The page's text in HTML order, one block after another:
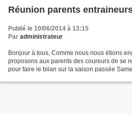
Réunion parents
Publié le 10/06/2014 à 13:15
Par administrateur
Bonjour à tous, Comme nous nous étions
proposons aux parents des coureurs de se
pour faire le bilan sur la saison passée